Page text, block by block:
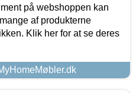
på webshoppen kan
af produkterne
Klik her for at se deres